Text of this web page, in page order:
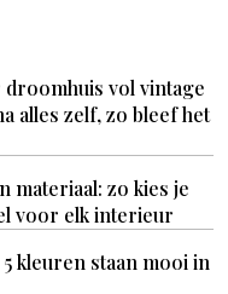
droomhuis vol vintage
alles zelf, zo bleef het
materiaal: zo kies je
voor elk interieur
kleuren staan mooi in